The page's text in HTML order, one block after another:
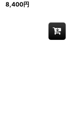
8,400円